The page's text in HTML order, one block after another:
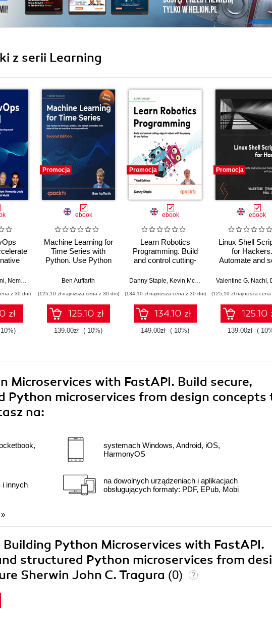
z serii Learning
with
-
Nemanja Jovic Amit Malik,Prasad Gandham
z 30 dni)
zł
Promocja
ebook
Machine Learning for
Time Series with
Python. Use Python
and detect anomalies
machine learning
methods - Second
Edition
Ben Auffarth
(125,10 zł najniższa cena z 30 dni)
125.10 zł
139.00zł (-10%)
Promocja
ebook
Learn Robotics
Programming. Build
and control cutting-
Raspberry Pi and
Danny Staple Kevin McAleer
(134,10 zł najniższa cena z 30 dni)
134.10 zł
149.00zł (-10%)
Promocja
ebook
Linux Shell
for Hackers.
Automate and
with bash
Valentine G. Nachi
(125,10 zł najniższa
125.10
139.00zł (-
Microservices with FastAPI. Build secure,
Python microservices from design concepts
na:
i innych
systemach Windows, Android, iOS,
HarmonyOS
na dowolnych urządzeniach i aplikacjach
obsługujących formaty: PDF, EPub, Mobi
»
Python Microservices with FastAPI.
structured Python microservices from
Sherwin John C. Tragura (0)